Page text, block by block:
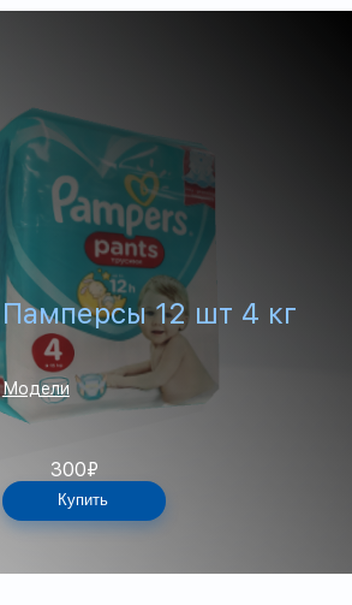
Памперсы 12 шт 4 кг
Модели
300₽
Купить